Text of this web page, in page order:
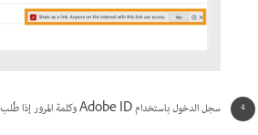
سجل الدخول باستخدام Adobe ID وكلمة المرور إذا طُلب منك ذلك.